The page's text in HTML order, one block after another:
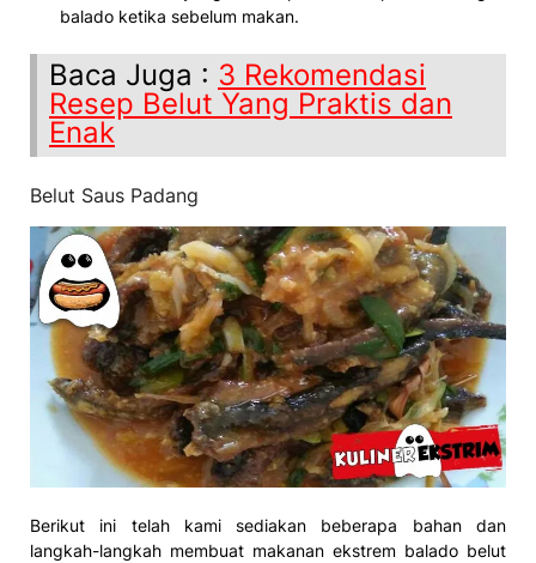
balado ketika sebelum makan.
Baca Juga : 3 Rekomendasi
Resep Belut Yang Praktis dan
Enak
Belut Saus Padang
Berikut ini telah kami sediakan beberapa bahan dan
langkah-langkah membuat makanan ekstrem balado belut